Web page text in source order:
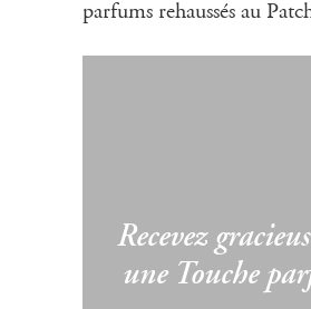
parfums rehaussés au
Recevez
une Touche